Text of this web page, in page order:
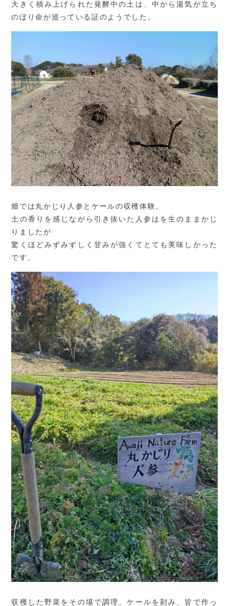
大きく積み上げられた発酵中の土は、中から湯気が立ち
のぼり命が巡っている証のようでした。
畑では丸かじり人参とケールの収穫体験。
土の香りを感じながら引き抜いた人参はを生のままかじ
りましたが
驚くほどみずみずしく甘みが強くてとても美味しかった
です。
収穫した野菜をその場で調理。ケールを刻み、皆で作っ